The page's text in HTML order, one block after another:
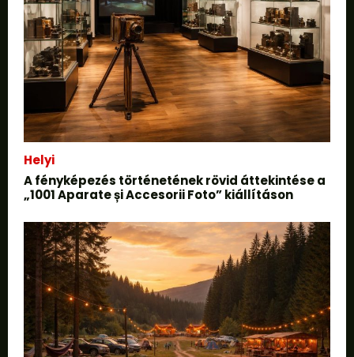
Helyi
A fényképezés történetének rövid áttekintése a
„1001 Aparate și Accesorii Foto” kiállításon